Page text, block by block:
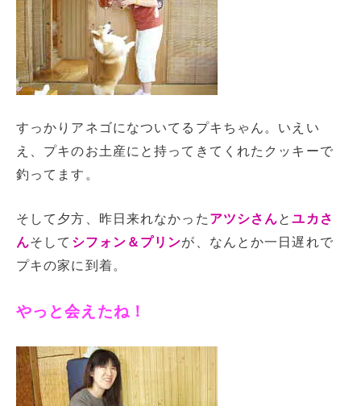
すっかりアネゴになついてるプキちゃん。いえい
え、プキのお土産にと持ってきてくれたクッキーで
釣ってます。
そして夕方、昨日来れなかった アツシさんとユカさ
んそして シフォン＆プリンが、なんとか一日遅れで
プキの家に到着。
やっと会えたね！